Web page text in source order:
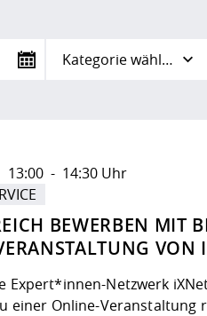
Kategorie wählen
BEWERBEN MIT
VON
13:00 - 14:30 Uhr
Expert*innen-Netzwerk
einer Online-Veranstaltung